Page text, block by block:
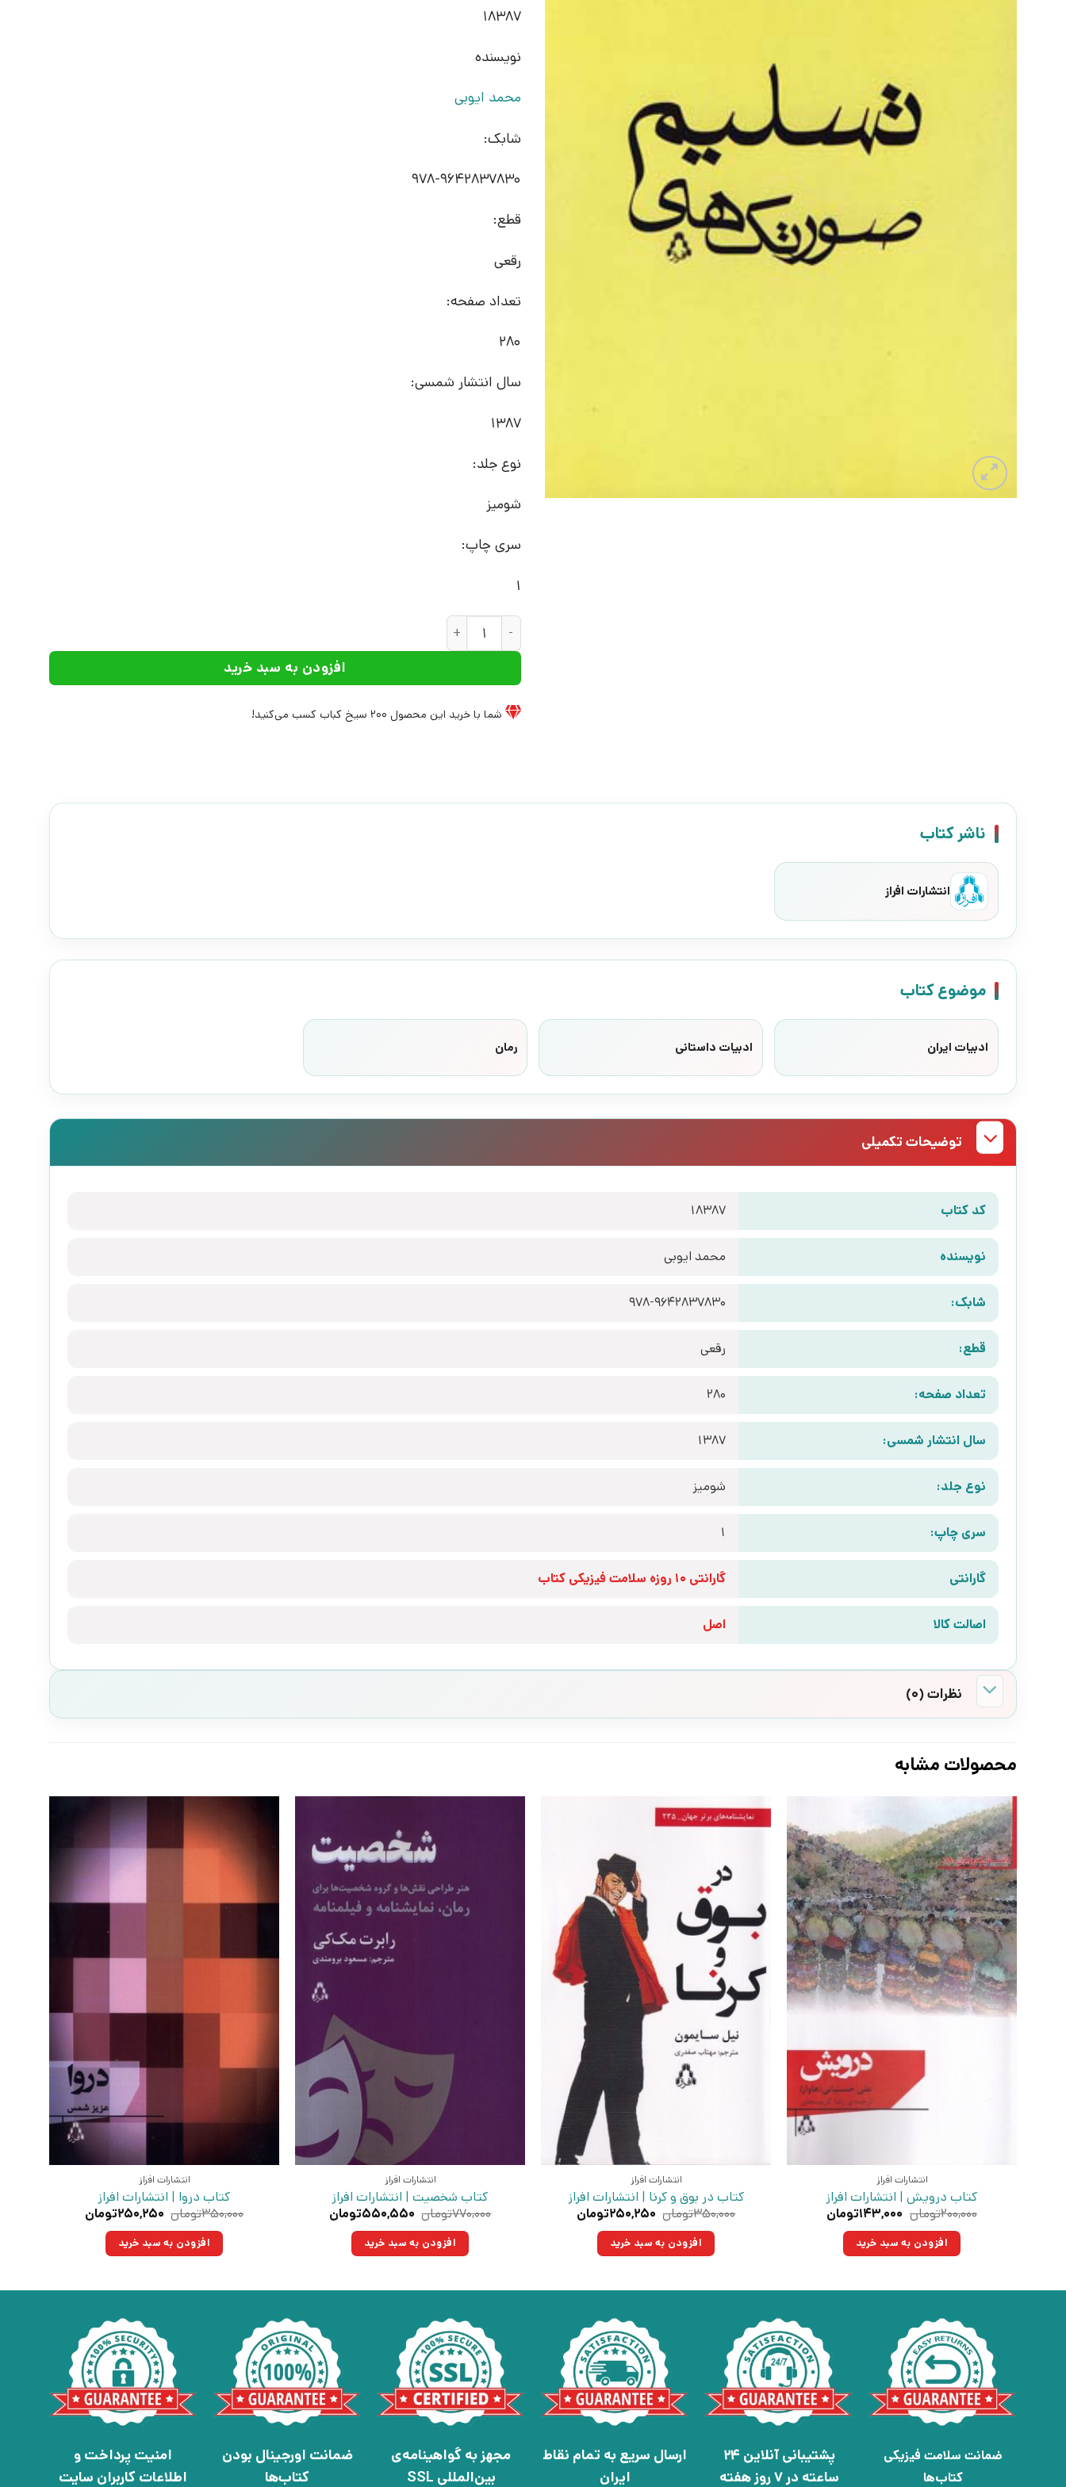
18387
نویسنده
محمد ایوبی
شابک:
978-9642837830
قطع:
رقعی
تعداد صفحه:
280
سال انتشار شمسی:
1387
نوع جلد:
شومیز
سری چاپ:
1
کتاب صورتک های تسلیم | انتشارات افراز عدد
افزودن به سبد خرید
شما با خرید این محصول 200 سیخ کباب کسب می‌کنید!
ناشر کتاب
انتشارات افراز
موضوع کتاب
ادبیات ایران ادبیات داستانی رمان
توضیحات تکمیلی
کد کتاب 18387
نویسنده محمد ایوبی
شابک: 978-9642837830
قطع: رقعی
تعداد صفحه: 280
سال انتشار شمسی: 1387
نوع جلد: شومیز
سری چاپ: 1
گارانتی گارانتی 10 روزه سلامت فیزیکی کتاب
اصالت کالا اصل
نظرات (0)
محصولات مشابه
انتشارات افراز
کتاب درویش | انتشارات افراز
۲۰۰,۰۰۰تومان قیمت
۲۰۰,۰۰۰تومان
بود.
۱۴۳,۰۰۰تومانقیمت
افزودن به سبد خرید
انتشارات افراز
کتاب در بوق و کرنا | انتشارات افراز
۳۵۰,۰۰۰تومان قیمت
۳۵۰,۰۰۰تومان
بود.
۲۵۰,۲۵۰تومان
افزودن به سبد خرید
انتشارات افراز
کتاب شخصیت | انتشارات افراز
۷۷۰,۰۰۰تومان قیمت
۷۷۰,۰۰۰تومان
بود.
۵۵۰,۵۵۰تومان
افزودن به سبد خرید
انتشارات افراز
کتاب دروا | انتشارات افراز
۳۵۰,۰۰۰تومان قیمت
۳۵۰,۰۰۰تومان
بود.
۲۵۰,۲۵۰تومان
افزودن به سبد خرید
ضمانت سلامت فیزیکی
کتاب‌ها
پشتیبانی آنلاین 24
ساعته در 7 روز هفته
ارسال سریع به تمام نقاط
ایران
مجهز به گواهینامه‌ی
بین‌المللی SSL
ضمانت اورجینال بودن
کتاب‌ها
امنیت پرداخت و
اطلاعات کاربران سایت